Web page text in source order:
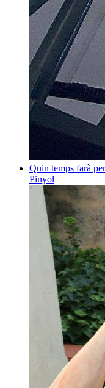
Quin temps farà
Pinyol